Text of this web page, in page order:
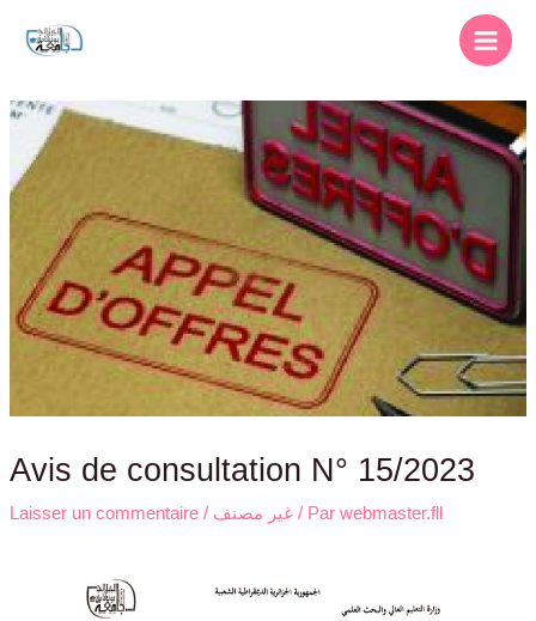
Avis de consultation N° 15/2023
Laisser un commentaire / غير مصنف/ Par webmaster.fll